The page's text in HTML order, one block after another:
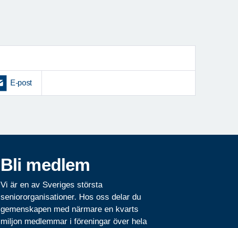
E-post
Bli medlem
Vi är en av Sveriges största
seniororganisationer. Hos oss delar du
gemenskapen med närmare en kvarts
miljon medlemmar i föreningar över hela